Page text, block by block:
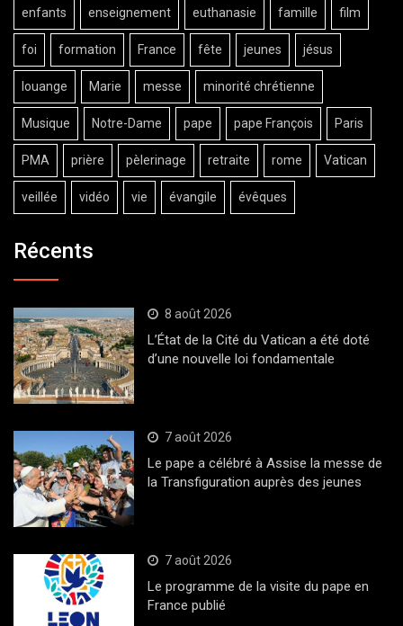
enfants enseignement euthanasie famille film
foi formation France fête jeunes jésus
louange Marie messe minorité chrétienne
Musique Notre-Dame pape pape François Paris
PMA prière pèlerinage retraite rome Vatican
veillée vidéo vie évangile évêques
Récents
8 août 2026
L’État de la Cité du Vatican a été doté
d’une nouvelle loi fondamentale
7 août 2026
Le pape a célébré à Assise la messe de
la Transfiguration auprès des jeunes
7 août 2026
Le programme de la visite du pape en
France publié